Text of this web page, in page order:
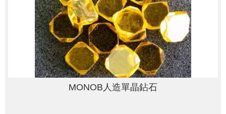
MONOB人造單晶鉆石